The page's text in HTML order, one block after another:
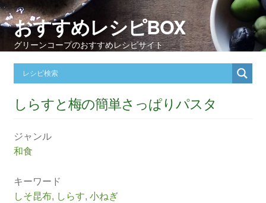
おすすめレシピBOX
グリーンコープのおすすめレシピサイト
しらすと梅の簡単さっぱりパスタ
ジャンル
和食
キーワード
しそ昆布, しらす, 小ねぎ